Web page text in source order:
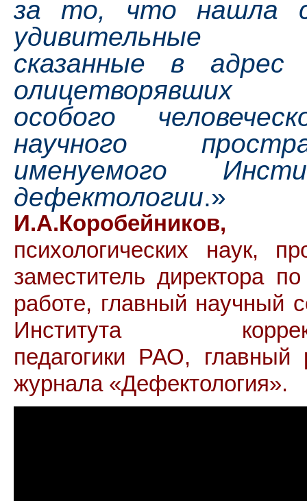
за то, что нашла
удивительные
сказанные в адрес
особого
научного
именуемого
дефектологии.»
И.А.Коробейников,
психологических наук,
заместитель директора
работе, главный научный
Института
педагогики РАО, главный
журнала «Дефектология».